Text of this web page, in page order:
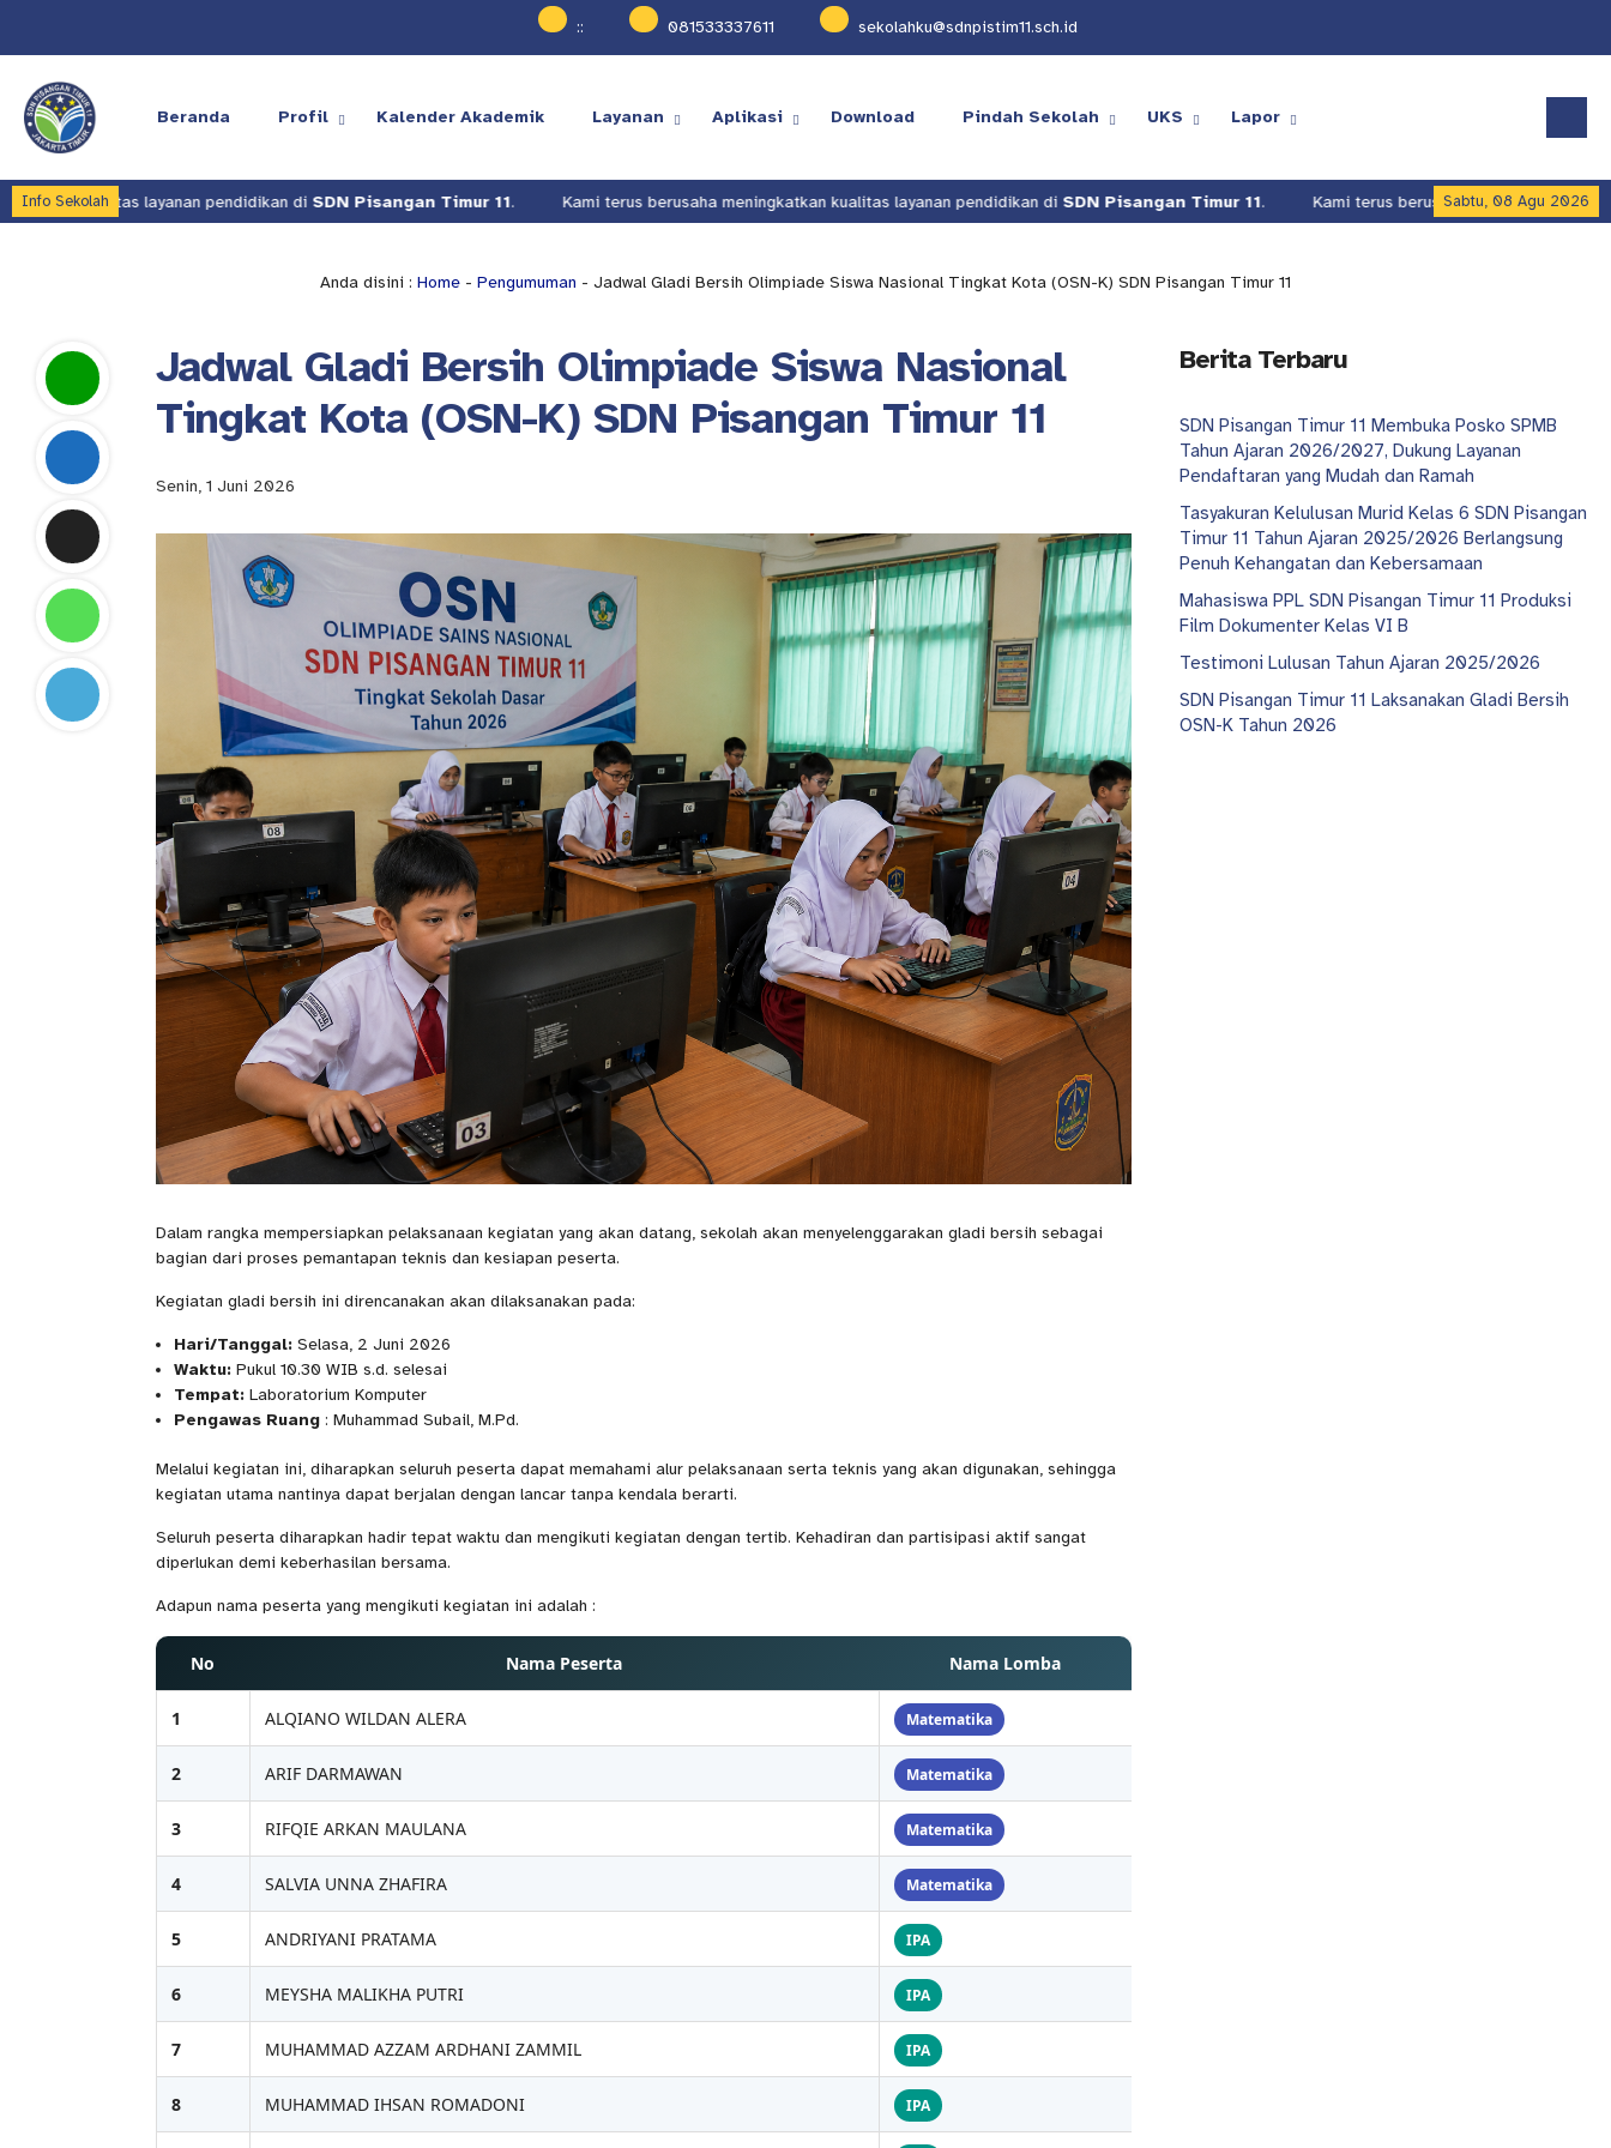
:: 081533337611 sekolahku@sdnpistim11.sch.id
Beranda Profil Kalender Akademik Layanan Aplikasi Download Pindah Sekolah UKS Lapor
Info Sekolah Sabtu, 08 Agu 2026
layanan pendidikan diSDN Pisangan Timur 11. Kami terus berusaha meningkatkan kualitas layanan pendidikan diSDN Pisangan Timur 11. Kami terus berusaha meningkatkan kualitas
Anda disini : Home - Pengumuman - Jadwal Gladi Bersih Olimpiade Siswa Nasional Tingkat Kota (OSN-K) SDN Pisangan Timur 11
Jadwal Gladi Bersih Olimpiade Siswa Nasional
Tingkat Kota (OSN-K) SDN Pisangan Timur 11
Senin, 1 Juni 2026
Dalam rangka mempersiapkan pelaksanaan kegiatan yang akan datang, sekolah akan menyelenggarakan gladi bersih sebagai
bagian dari proses pemantapan teknis dan kesiapan peserta.
Kegiatan gladi bersih ini direncanakan akan dilaksanakan pada:
Hari/Tanggal: Selasa, 2 Juni 2026
Waktu: Pukul 10.30 WIB s.d. selesai
Tempat: Laboratorium Komputer
Pengawas Ruang : Muhammad Subail, M.Pd.
Melalui kegiatan ini, diharapkan seluruh peserta dapat memahami alur pelaksanaan serta teknis yang akan digunakan, sehingga
kegiatan utama nantinya dapat berjalan dengan lancar tanpa kendala berarti.
Seluruh peserta diharapkan hadir tepat waktu dan mengikuti kegiatan dengan tertib. Kehadiran dan partisipasi aktif sangat
diperlukan demi keberhasilan bersama.
Adapun nama peserta yang mengikuti kegiatan ini adalah :
No Nama Peserta Nama Lomba
1 ALQIANO WILDAN ALERA Matematika
2 ARIF DARMAWAN Matematika
3 RIFQIE ARKAN MAULANA Matematika
4 SALVIA UNNA ZHAFIRA Matematika
5 ANDRIYANI PRATAMA IPA
6 MEYSHA MALIKHA PUTRI IPA
7 MUHAMMAD AZZAM ARDHANI ZAMMIL IPA
8 MUHAMMAD IHSAN ROMADONI IPA
Berita Terbaru
SDN Pisangan Timur 11 Membuka Posko SPMB
Tahun Ajaran 2026/2027, Dukung Layanan
Pendaftaran yang Mudah dan Ramah
Tasyakuran Kelulusan Murid Kelas 6 SDN Pisangan
Timur 11 Tahun Ajaran 2025/2026 Berlangsung
Penuh Kehangatan dan Kebersamaan
Mahasiswa PPL SDN Pisangan Timur 11 Produksi
Film Dokumenter Kelas VI B
Testimoni Lulusan Tahun Ajaran 2025/2026
SDN Pisangan Timur 11 Laksanakan Gladi Bersih
OSN-K Tahun 2026